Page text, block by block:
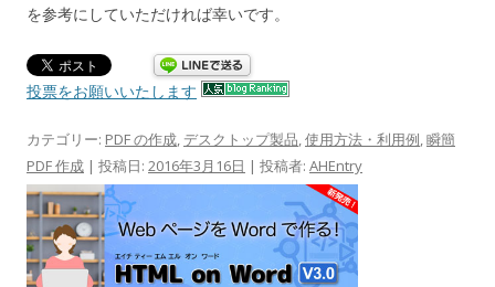
を参考にしていただければ幸いです。
投票をお願いいたします
カテゴリー: PDF の作成, デスクトップ製品,使用方法・利用例,瞬簡
PDF 作成 | 投稿日: 2016年3月16日 | 投稿者: AHEntry